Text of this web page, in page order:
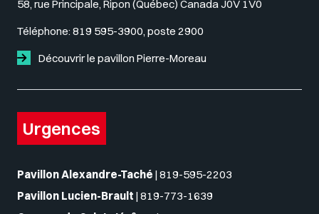
58, rue Principale, Ripon (Québec) Canada J0V 1V0
Téléphone: 819 595-3900, poste 2900
Découvrir le pavillon Pierre-Moreau
Urgences
Pavillon Alexandre-Taché | 819-595-2203
Pavillon Lucien-Brault | 819-773-1639